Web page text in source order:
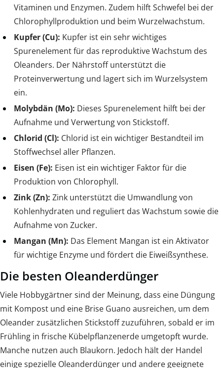
Vitaminen und Enzymen. Zudem hilft Schwefel bei der
Chlorophyllproduktion und beim Wurzelwachstum.
Kupfer (Cu): Kupfer ist ein sehr wichtiges
Spurenelement für das reproduktive Wachstum des
Oleanders. Der Nährstoff unterstützt die
Proteinverwertung und lagert sich im Wurzelsystem
ein.
Molybdän (Mo): Dieses Spurenelement hilft bei der
Aufnahme und Verwertung von Stickstoff.
Chlorid (Cl): Chlorid ist ein wichtiger Bestandteil im
Stoffwechsel aller Pflanzen.
Eisen (Fe): Eisen ist ein wichtiger Faktor für die
Produktion von Chlorophyll.
Zink (Zn): Zink unterstützt die Umwandlung von
Kohlenhydraten und reguliert das Wachstum sowie die
Aufnahme von Zucker.
Mangan (Mn): Das Element Mangan ist ein Aktivator
für wichtige Enzyme und fördert die Eiweißsynthese.
Die besten Oleanderdünger
Viele Hobbygärtner sind der Meinung, dass eine Düngung
mit Kompost und eine Brise Guano ausreichen, um dem
Oleander zusätzlichen Stickstoff zuzuführen, sobald er im
Frühling in frische Kübelpflanzenerde umgetopft wurde.
Manche nutzen auch Blaukorn. Jedoch hält der Handel
einige spezielle Oleanderdünger und andere geeignete